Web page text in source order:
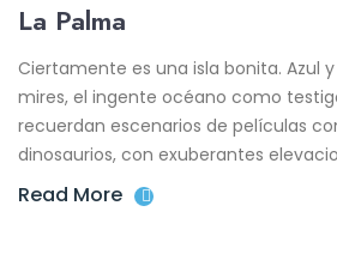
La Palma
Ciertamente es una isla bonita. Azul
mires, el ingente océano como
recuerdan escenarios de películas
dinosaurios, con exuberantes
Read More